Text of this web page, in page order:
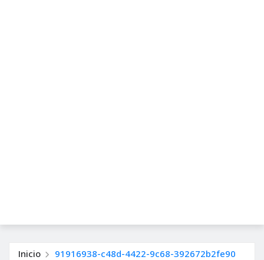
Inicio 91916938-c48d-4422-9c68-392672b2fe90